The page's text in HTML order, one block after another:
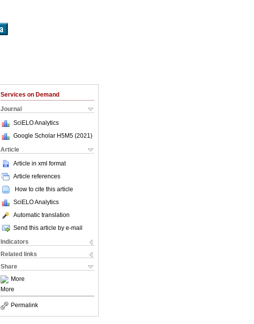
Services on Demand
Journal
SciELO Analytics
Google Scholar H5M5 (2021 )
Article
Article in xml format
Article references
How to cite this article
SciELO Analytics
Automatic translation
Send this article by e-mail
Indicators
Related links
Share
More
More
Permalink